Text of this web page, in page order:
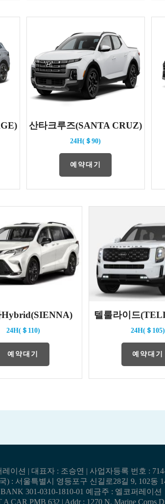
산타크루즈(SANTA CRUZ)
24H(＄90)
예약대기
Hybrid(SIENNA)
24H(＄110)
예약대기
텔룰라이드
24H(＄105)
예약대기
이션 | 대표자 : 조승연 | 사업자등록 번호 :
) : 서울특별시 영등포구 신길로28길 9, 102동
301-0310-1810-01 예금주 : 엘코퍼레이션
CAR PMB 632 | Addr : 1270 N, Marine Corps